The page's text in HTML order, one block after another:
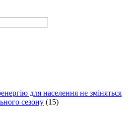
для населення не зміняться
сезону (15)